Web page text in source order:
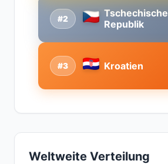
#2
Tschechische
Republik
#3 Kroatien
Weltweite Verteilung